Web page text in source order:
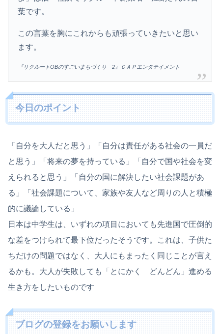
葉です。
この言葉を胸にこれからも頑張っていきたいと思い
ます。
『リクルートOBのすごいまちづくり 2』ＣＡＰエンタテイメント
今日のポイント
「自分を大人だと思う」「自分は責任がある社会の一員だ
と思う」「将来の夢を持っている」「自分で国や社会を変
えられると思う」「自分の国に解決したい社会課題があ
る」「社会課題について、家族や友人など周りの人と積極
的に議論している」
日本は中学生は、いずれの項目においても先進国で圧倒的
な差をつけられて最下位だったそうです。これは、子供た
ちだけの問題ではなく、大人にもまったく同じことが言え
るかも。大人が失敗しても「とにかく どんどん」進める
生き方をしたいものです
ブログの登録をお願いします